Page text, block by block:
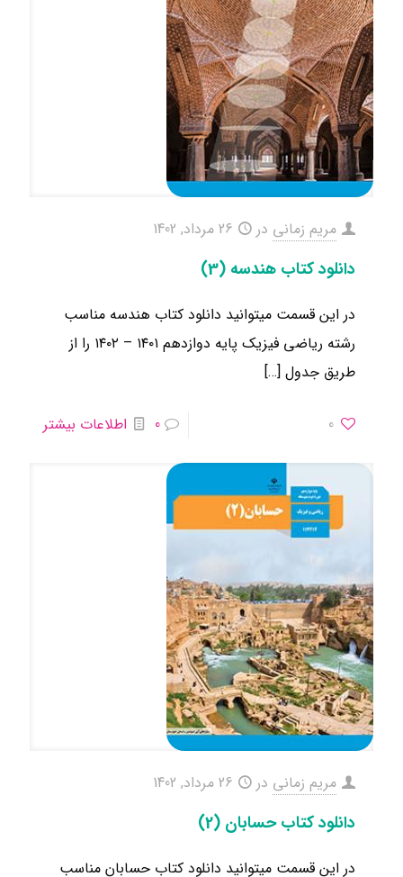
مریم زمانی در 26 مرداد, 1402
دانلود کتاب هندسه (3)
در این قسمت میتوانید دانلود کتاب هندسه مناسب
رشته ریاضی فیزیک ​پایه دوازدهم ۱۴۰۱ – ۱۴۰۲ را از
طریق جدول […]
0
0 اطلاعات بیشتر
مریم زمانی در 26 مرداد, 1402
دانلود کتاب حسابان (2)
در این قسمت میتوانید دانلود کتاب حسابان مناسب